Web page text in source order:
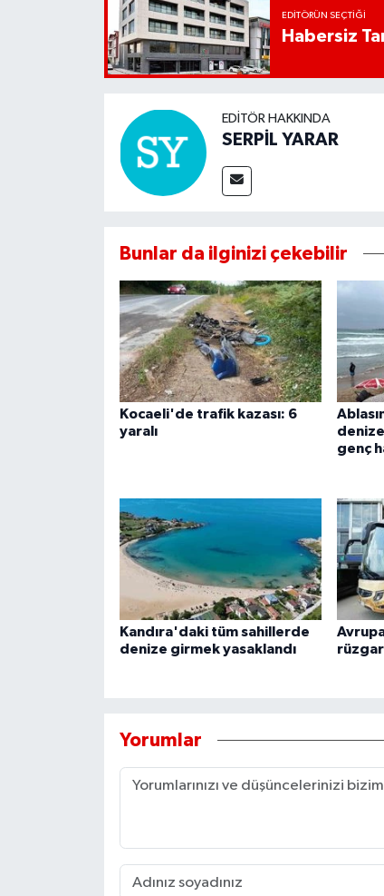
EDITÖRÜN SEÇTIĞI
Habersiz
EDITÖR HAKKINDA
SERPİL YARAR
Bunlar da ilginizi çekebilir
Kocaeli'de trafik kazası: 6
yaralı
genç
Kandıra'daki tüm sahillerde
denize girmek yasaklandı
Yorumlar